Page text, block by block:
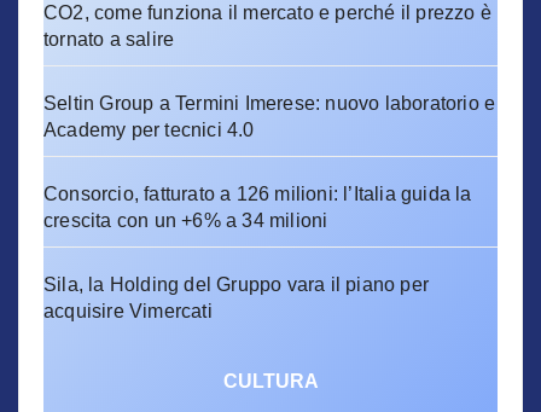
CO2, come funziona il mercato e perché il prezzo è
tornato a salire
Seltin Group a Termini Imerese: nuovo laboratorio e
Academy per tecnici 4.0
Consorcio, fatturato a 126 milioni: l’Italia guida la
crescita con un +6% a 34 milioni
Sila, la Holding del Gruppo vara il piano per
acquisire Vimercati
CULTURA